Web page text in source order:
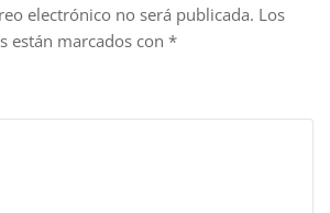
electrónico no será publicada. Los
están marcados con *